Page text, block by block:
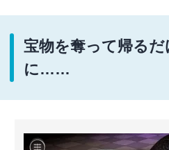
宝物を奪って帰る
に……